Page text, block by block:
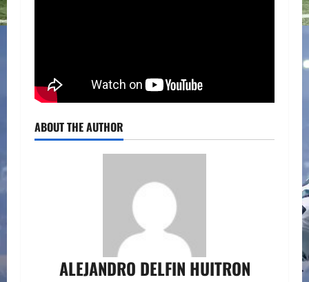
ABOUT THE AUTHOR
ALEJANDRO DELFIN HUITRON